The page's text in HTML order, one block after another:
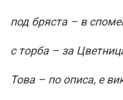
под бряста – в
с торба – за
Това – по описа, е